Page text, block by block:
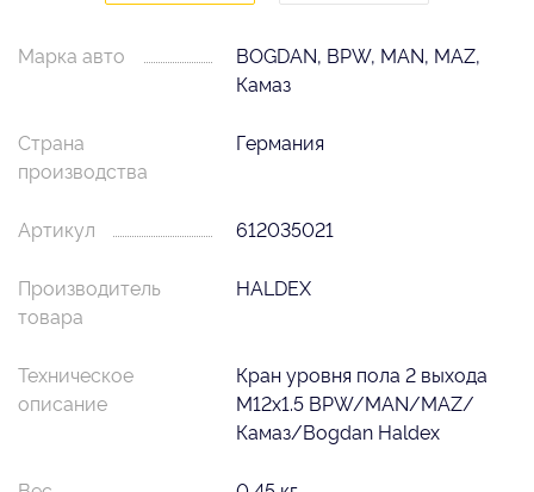
Марка авто
BOGDAN, BPW, MAN, MAZ,
Камаз
Страна
производства
Германия
Артикул 612035021
Производитель
товара
HALDEX
Техническое
описание
Кран уровня пола 2 выхода
M12x1.5 BPW/MAN/MAZ/
Камаз/Bogdan Haldex